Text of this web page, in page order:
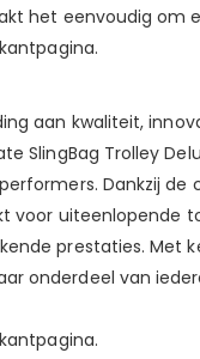
het eenvoudig
aan kwaliteit,
SlingBag Trolley
Dankzij
voor uiteenlopende
prestaties. Met
onderdeel van